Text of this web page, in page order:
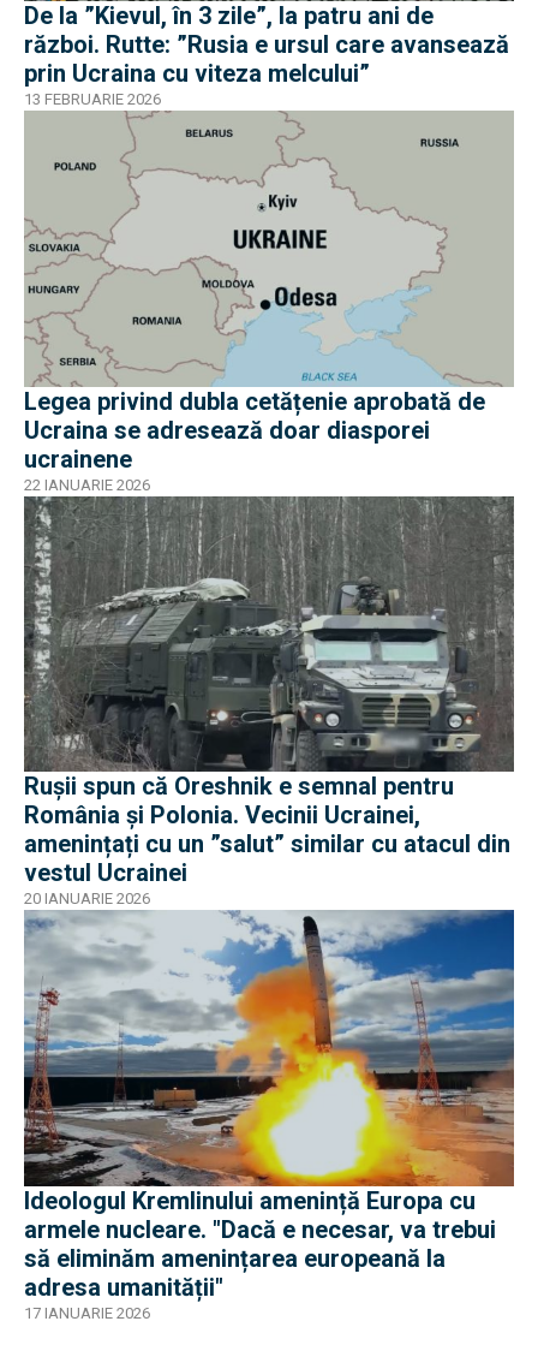
De la ”Kievul, în 3 zile”, la patru ani de
război. Rutte: ”Rusia e ursul care avansează
prin Ucraina cu viteza melcului”
13 FEBRUARIE 2026
Legea privind dubla cetățenie aprobată de
Ucraina se adresează doar diasporei
ucrainene
22 IANUARIE 2026
Rușii spun că Oreshnik e semnal pentru
România și Polonia. Vecinii Ucrainei,
amenințați cu un ”salut” similar cu atacul din
vestul Ucrainei
20 IANUARIE 2026
Ideologul Kremlinului amenință Europa cu
armele nucleare. "Dacă e necesar, va trebui
să eliminăm amenințarea europeană la
adresa umanității"
17 IANUARIE 2026